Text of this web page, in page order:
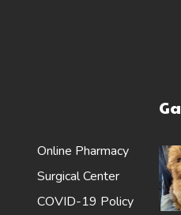
Online Pharmacy
Surgical Center
COVID-19 Policy